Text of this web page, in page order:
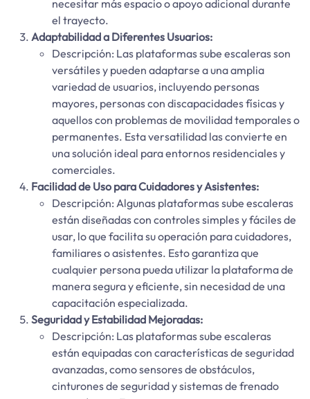
necesitar más espacio o apoyo adicional durante
el trayecto.
Adaptabilidad a Diferentes Usuarios:
Descripción: Las plataformas sube escaleras son
versátiles y pueden adaptarse a una amplia
variedad de usuarios, incluyendo personas
mayores, personas con discapacidades físicas y
aquellos con problemas de movilidad temporales o
permanentes. Esta versatilidad las convierte en
una solución ideal para entornos residenciales y
comerciales.
Facilidad de Uso para Cuidadores y Asistentes:
Descripción: Algunas plataformas sube escaleras
están diseñadas con controles simples y fáciles de
usar, lo que facilita su operación para cuidadores,
familiares o asistentes. Esto garantiza que
cualquier persona pueda utilizar la plataforma de
manera segura y eficiente, sin necesidad de una
capacitación especializada.
Seguridad y Estabilidad Mejoradas:
Descripción: Las plataformas sube escaleras
están equipadas con características de seguridad
avanzadas, como sensores de obstáculos,
cinturones de seguridad y sistemas de frenado